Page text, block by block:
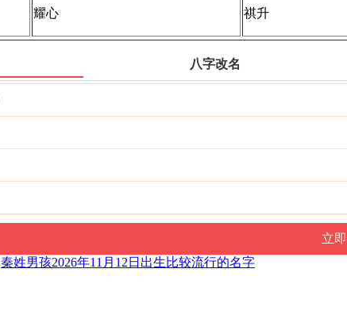
耀心 祺升
八字改名
秦姓男孩2026年11月12日出生比较流行的名字